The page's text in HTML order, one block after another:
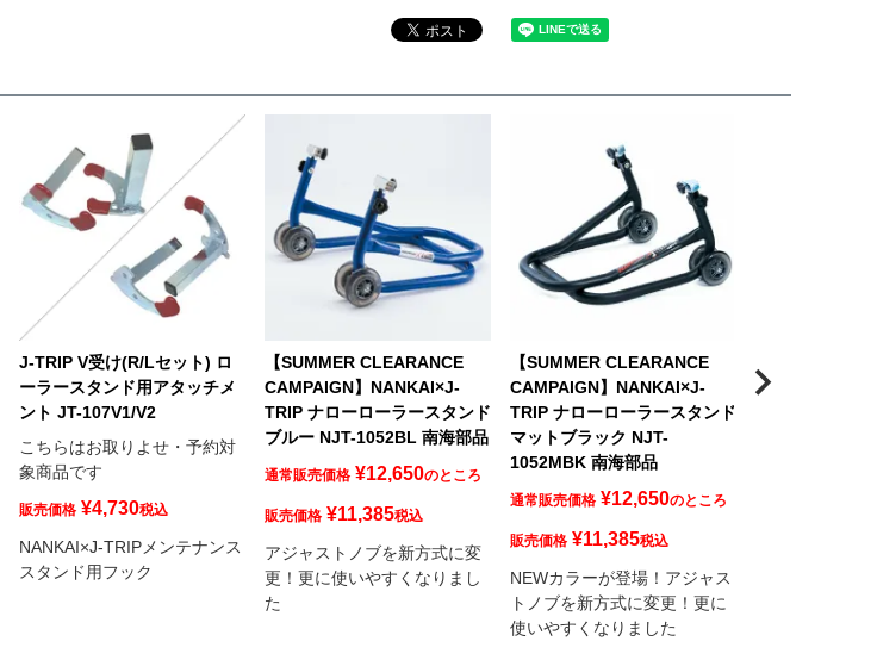
J-TRIP V受け(R/Lセット) ロ
ーラースタンド用アタッチメ
ント JT-107V1/V2
こちらはお取りよせ・予約対
象商品です
販売価格 ¥4,730税込
NANKAI×J-TRIPメンテナンス
スタンド用フック
【SUMMER CLEARANCE
CAMPAIGN】NANKAI×J-
TRIP ナローローラースタンド
ブルー NJT-1052BL 南海部品
通常販売価格 ¥12,650のところ
販売価格 ¥11,385税込
アジャストノブを新方式に変
更！更に使いやすくなりまし
た
【SUMMER CLEARANCE
CAMPAIGN】NANKAI×J-
TRIP ナローローラースタンド
マットブラック NJT-
1052MBK 南海部品
通常販売価格 ¥12,650のところ
販売価格 ¥11,385税込
NEWカラーが登場！アジャス
トノブを新方式に変更！更に
使いやすくなりました
ラースタンド